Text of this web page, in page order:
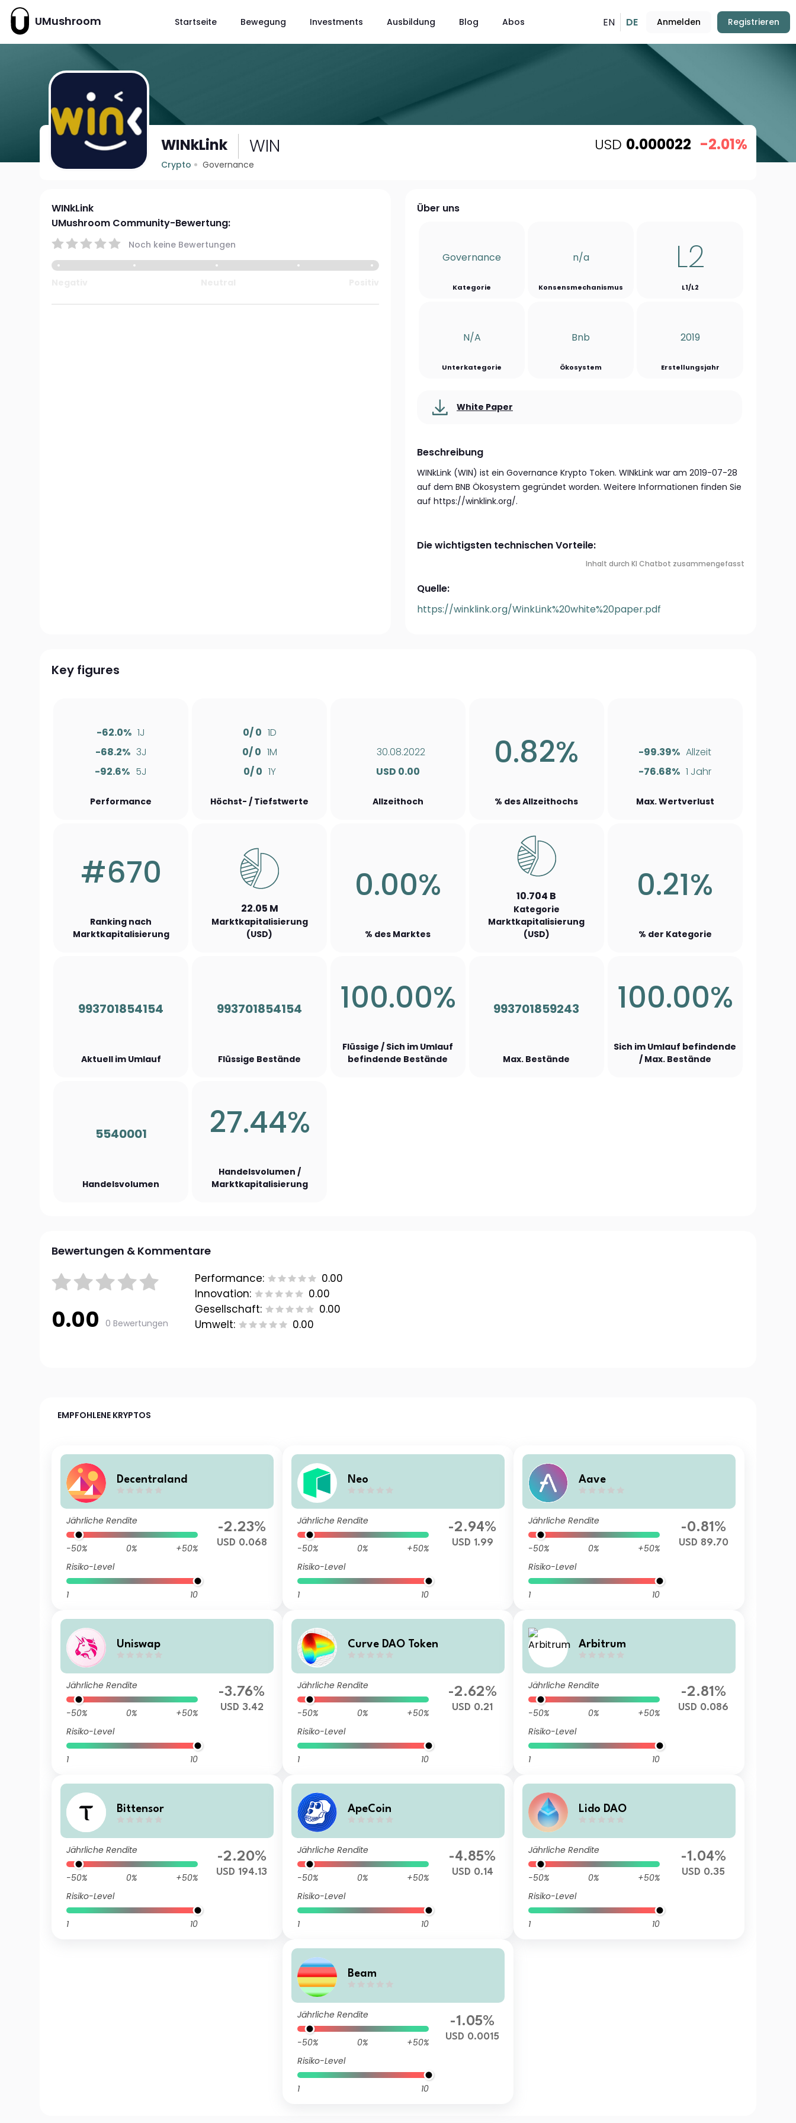
UMushroom Startseite Bewegung Investments Ausbildung Blog Abos EN DE Anmelden Registrieren
WINkLink WIN
Crypto Governance
USD 0.000022 -2.01%
WINkLink
UMushroom Community-Bewertung:
Noch keine Bewertungen
Über uns
Governance
Kategorie
n/a
Konsensmechanismus
L2
L1/L2
N/a
Unterkategorie
Bnb
Ökosystem
2019
Erstellungsjahr
White Paper
Beschreibung
WINkLink (WIN) ist ein Governance Krypto Token. WINkLink war am 2019-07-28
auf dem BNB Ökosystem gegründet worden. Weitere Informationen finden Sie
auf https://winklink.org/.
Die wichtigsten technischen Vorteile:
Inhalt durch KI Chatbot zusammengefasst
Quelle:
https://winklink.org/WinkLink%20white%20paper.pdf
Key figures
-62.0% 1J
-68.2% 3J
-92.6% 5J
Performance
0/ 0 1D
0/ 0 1M
0/ 0 1Y
Höchst- / Tiefstwerte
30.08.2022
USD 0.00
Allzeithoch
0.82%
% des Allzeithochs
-99.39% Allzeit
-76.68% 1 Jahr
Max. Wertverlust
#670
Ranking nach
Marktkapitalisierung
22.05 M
Marktkapitalisierung
(USD)
0.00%
% des Marktes
10.704 B
Kategorie
Marktkapitalisierung
(USD)
0.21%
% der Kategorie
993701854154
Aktuell im Umlauf
993701854154
Flüssige Bestände
100.00%
Flüssige / Sich im Umlauf
befindende Bestände
993701859243
Max. Bestände
100.00%
Sich im Umlauf befindende
/ Max. Bestände
5540001
Handelsvolumen
27.44%
Handelsvolumen /
Marktkapitalisierung
Bewertungen & Kommentare
0.00 0 Bewertungen
Performance:
0.00
Innovation:
0.00
Gesellschaft:
0.00
Umwelt:
0.00
EMPFOHLENE KRYPTOS
Decentraland
Jährliche Rendite
-50% 0%
+50%
Risiko-Level
1 10
-2.23%
USD 0.068
Neo
Jährliche Rendite
-50% 0%
+50%
Risiko-Level
1 10
-2.94%
USD 1.99
Aave
Jährliche Rendite
-50% 0%
+50%
Risiko-Level
1 10
-0.81%
USD 89.70
Uniswap
Jährliche Rendite
-50% 0%
+50%
Risiko-Level
1 10
-3.76%
USD 3.42
Curve DAO Token
Jährliche Rendite
-50% 0%
+50%
Risiko-Level
1 10
-2.62%
USD 0.21
Arbitrum
Jährliche Rendite
-50% 0%
+50%
Risiko-Level
1 10
-2.81%
USD 0.086
Bittensor
Jährliche Rendite
-50% 0%
+50%
Risiko-Level
1 10
-2.20%
USD 194.13
ApeCoin
Jährliche Rendite
-50% 0%
+50%
Risiko-Level
1 10
-4.85%
USD 0.14
Lido DAO
Jährliche Rendite
-50% 0%
+50%
Risiko-Level
1 10
-1.04%
USD 0.35
Beam
Jährliche Rendite
-50% 0%
+50%
Risiko-Level
1 10
-1.05%
USD 0.0015